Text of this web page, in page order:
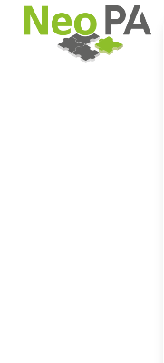
SkipOpen
mobile
menu
Close
mobile
menu